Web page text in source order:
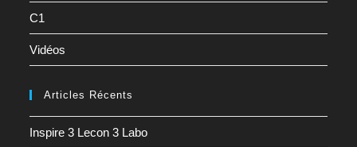
C1
Vidéos
Articles Récents
Inspire 3 Lecon 3 Labo